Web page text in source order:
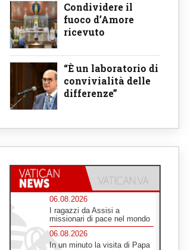
Condividere il
fuoco d’Amore
ricevuto
“È un laboratorio di
convivialità delle
differenze”
06.08.2026
I ragazzi da Assisi a
missionari di pace nel mondo
06.08.2026
In un minuto la visita di Papa